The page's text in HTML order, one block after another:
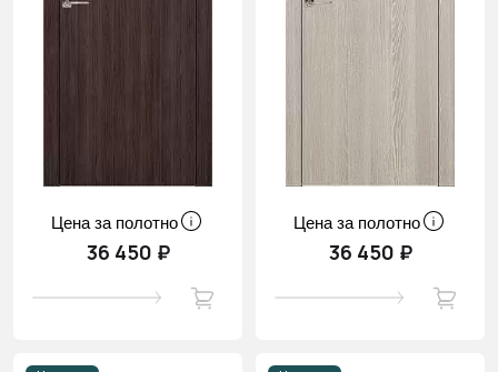
Цена за полотно
36 450 ₽
Цена за полотно
36 450 ₽